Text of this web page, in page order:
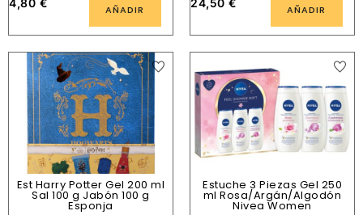
4,80 € AÑADIR 24,50 € AÑADIR
Est Harry Potter Gel 200 ml
Sal 100 g Jabón 100 g
Esponja
Estuche 3 Piezas Gel 250
ml Rosa/Argán/Algodón
Nivea Women